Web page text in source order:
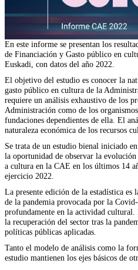
En este informe se presentan los
de Financiación y Gasto público en
Euskadi, con datos del año 2022.
El objetivo del estudio es conocer la
gasto público en cultura de la
requiere un análisis exhaustivo de los
Administración como de los
fundaciones dependientes de ella. El
naturaleza económica de los recursos
Se trata de un estudio bienal iniciado
la oportunidad de observar la
a cultura en la CAE en los últimos 14
ejercicio 2022.
La presente edición de la estadística es
de la pandemia provocada por la
profundamente en la actividad cultural.
la recuperación del sector tras la
políticas públicas aplicadas.
Tanto el modelo de análisis como la
estudio mantienen los ejes básicos de